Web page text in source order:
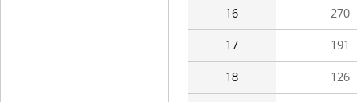
16 270
17 191
18 126